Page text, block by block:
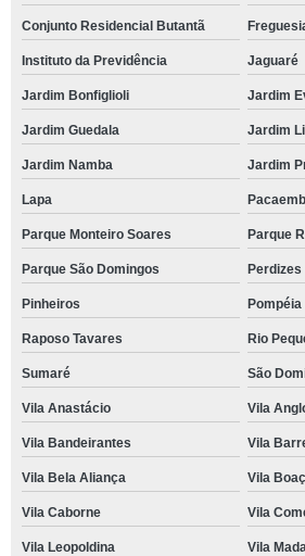
Conjunto Residencial Butantã
Instituto da Previdência Jaguaré
Jardim Bonfiglioli Jardim
Jardim Guedala Jardim
Jardim Namba Jardim
Lapa
Parque Monteiro Soares Parque
Parque São Domingos Perdizes
Pinheiros Pompéia
Raposo Tavares Rio
Sumaré São
Vila Anastácio Vila
Vila Bandeirantes Vila
Vila Bela Aliança Vila
Vila Caborne Vila
Vila Leopoldina Vila